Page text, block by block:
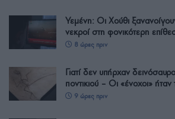
Υεμένη: Οι Χούθι
νεκροί στη φονικότερη
8 ώρες πριν
Γιατί δεν υπήρχαν
ποντικιού – Οι «ένοχοι»
9 ώρες πριν